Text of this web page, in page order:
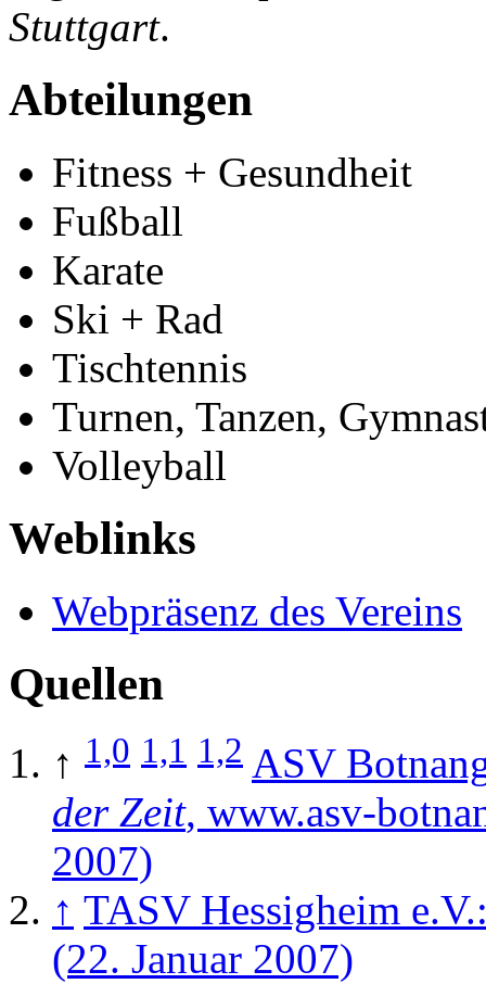
Stuttgart.
Abteilungen
Fitness + Gesundheit
Fußball
Karate
Ski + Rad
Tischtennis
Turnen, Tanzen,
Volleyball
Weblinks
Webpräsenz des Vereins
Quellen
↑ 1,0 1,1 1,2 ASV
der Zeit, www.asv-
2007)
↑ TASV Hessigheim
(22. Januar 2007)